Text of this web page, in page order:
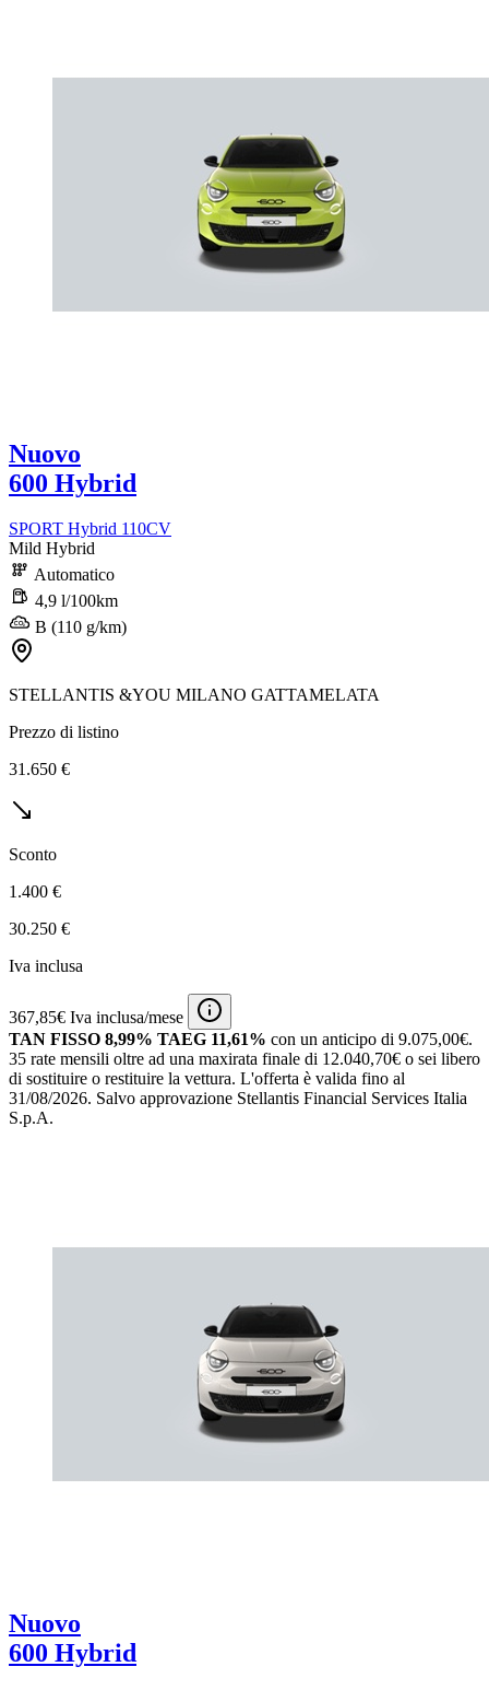
Nuovo
600 Hybrid
SPORT Hybrid 110CV
Mild Hybrid
Automatico
4,9 l/100km
B (110 g/km)
STELLANTIS &YOU MILANO GATTAMELATA
Prezzo di listino
31.650 €
Sconto
1.400 €
30.250 €
Iva inclusa
367,85€ Iva inclusa/mese
TAN FISSO 8,99% TAEG 11,61% con un anticipo di 9.075,00€.
35 rate mensili oltre ad una maxirata finale di 12.040,70€ o sei libero
di sostituire o restituire la vettura. L'offerta è valida fino al
31/08/2026. Salvo approvazione Stellantis Financial Services Italia
S.p.A.
Nuovo
600 Hybrid